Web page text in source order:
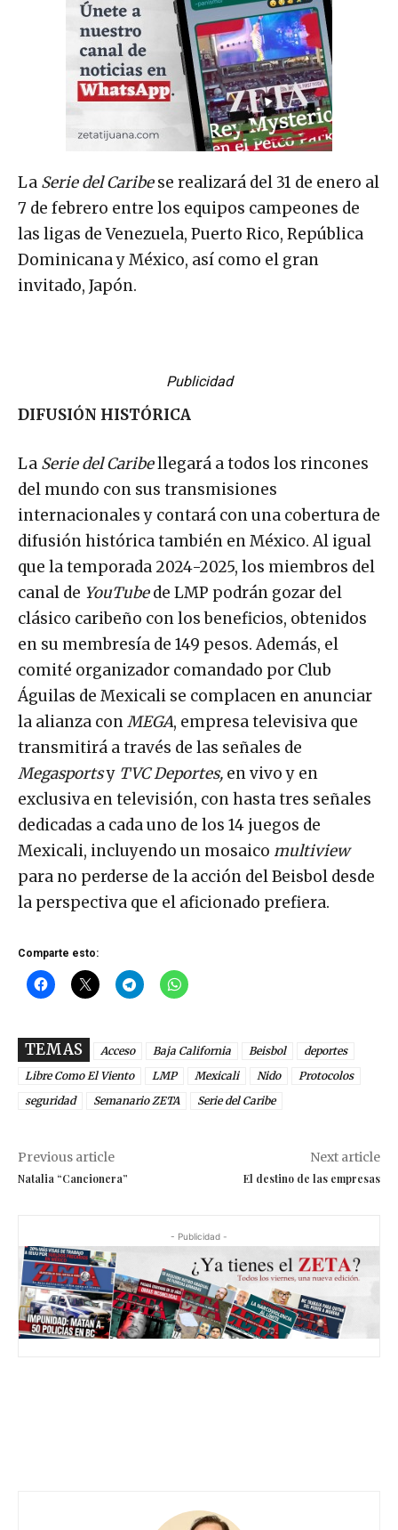
La Serie del Caribese realizará del 31 de enero al
7 de febrero entre los equipos campeones de
las ligas de Venezuela, Puerto Rico, República
Dominicana y México, así como el gran
invitado, Japón.
Publicidad
DIFUSIÓN HISTÓRICA
La Serie del Caribellegará a todos los rincones
del mundo con sus transmisiones
internacionales y contará con una cobertura de
difusión histórica también en México. Al igual
que la temporada 2024-2025, los miembros del
canal de YouTubede LMP podrán gozar del
clásico caribeño con los beneficios, obtenidos
en su membresía de 149 pesos. Además, el
comité organizador comandado por Club
Águilas de Mexicali se complacen en anunciar
la alianza conMEGA, empresa televisiva que
transmitirá a través de las señales de
Megasportsy TVC Deportes, en vivo y en
exclusiva en televisión, con hasta tres señales
dedicadas a cada uno de los 14 juegos de
Mexicali, incluyendo un mosaico multiview
para no perderse de la acción del Beisbol desde
la perspectiva que el aficionado prefiera.
Comparte esto:
TEMAS Acceso Baja California Beisbol
deportes
Libre Como El Viento
LMP Mexicali Nido
Protocolos
seguridad
Semanario ZETA Serie del Caribe
Previous article
Natalia “Cancionera”
Next article
El destino de las empresas
- Publicidad -